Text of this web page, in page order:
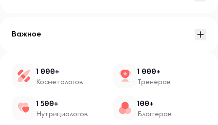
Важное
1 000+
Косметологов
1 000+
Тренеров
1 500+
Нутрициологов
100+
Блоггеров